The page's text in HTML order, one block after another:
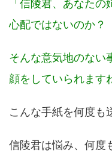
「信陵君、あなた
心配ではないのか？
そんな意気地のない
顔をしていられます
こんな手紙を何度も
信陵君は悩み、何度